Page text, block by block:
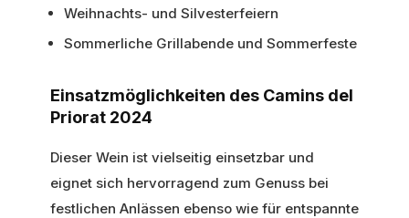
Weihnachts- und Silvesterfeiern
Sommerliche Grillabende und Sommerfeste
Einsatzmöglichkeiten des Camins del
Priorat 2024
Dieser Wein ist vielseitig einsetzbar und
eignet sich hervorragend zum Genuss bei
festlichen Anlässen ebenso wie für entspannte